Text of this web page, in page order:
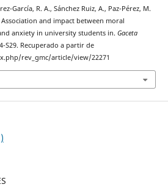
García, R. A., Sánchez Ruiz, A., Paz-Pérez, M.
and impact between moral
anxiety in university students in. Gaceta
S29. Recuperado a partir de
rev_gmc/article/view/22271